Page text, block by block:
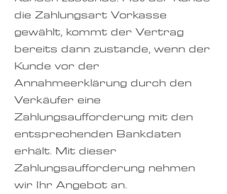
die Zahlungsart Vorkasse
gewählt, kommt der Vertrag
bereits dann zustande, wenn der
Kunde vor der
Annahmeerklärung durch den
Verkäufer eine
Zahlungsaufforderung mit den
entsprechenden Bankdaten
erhält. Mit dieser
Zahlungsaufforderung nehmen
wir Ihr Angebot an.